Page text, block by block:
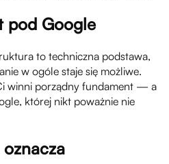
pod Google
to techniczna podstawa,
w ogóle staje się możliwe.
winni porządny fundament — a
której nikt poważnie nie